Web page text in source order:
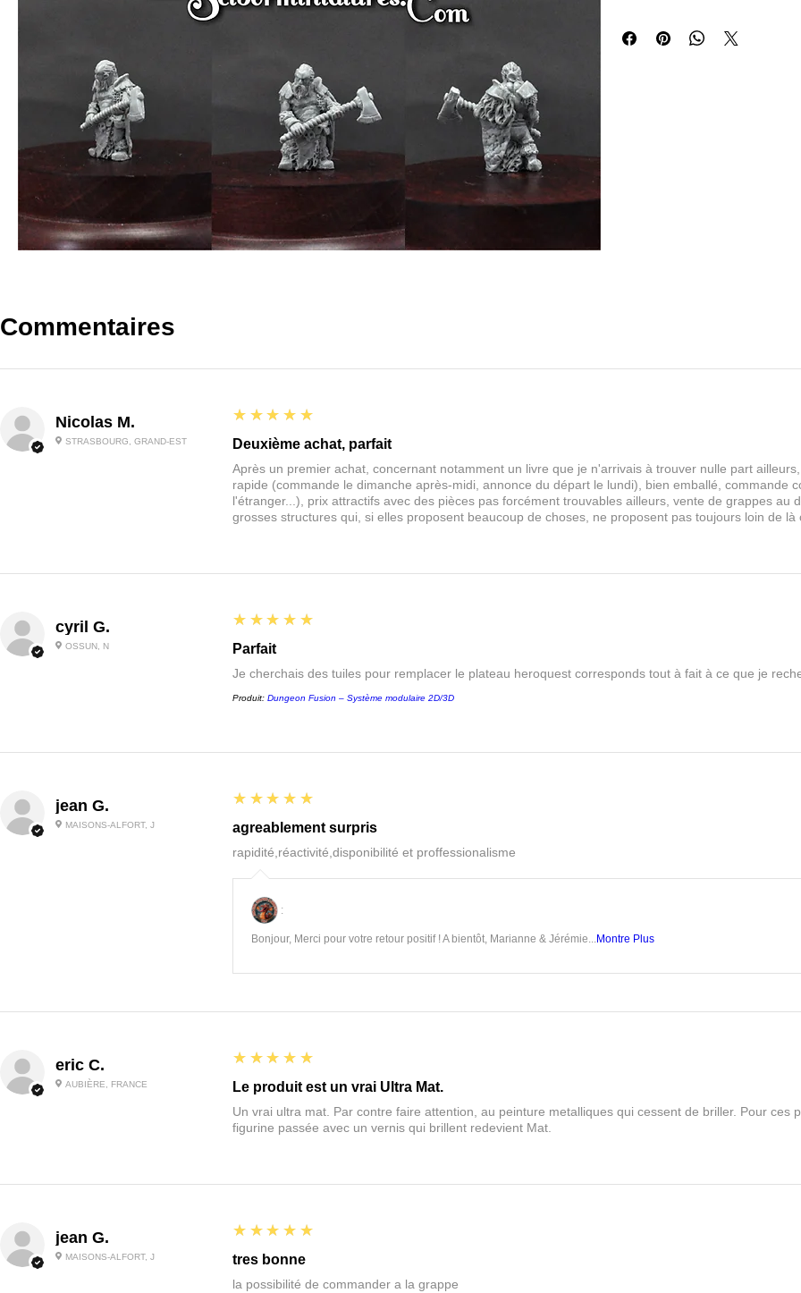
Commentaires
Nicolas M.
STRASBOURG, GRAND-EST
5
★★★★★
Deuxième achat, parfait
Après un premier achat, concernant notamment un livre que je n'arrivais à trouver nulle part
rapide (commande le dimanche après-midi, annonce du départ le lundi), bien emballé, commande
l'étranger...), prix attractifs avec des pièces pas forcément trouvables ailleurs, vente de grappes
grosses structures qui, si elles proposent beaucoup de choses, ne proposent pas toujours loin de
cyril G.
OSSUN, N
5
★★★★★
Parfait
Je cherchais des tuiles pour remplacer le plateau heroquest corresponds tout à fait à ce que je
Produit: Dungeon Fusion – Système modulaire 2D/3D
jean G.
MAISONS-ALFORT, J
5
★★★★★
agreablement surpris
rapidité,réactivité,disponibilité et proffessionalisme
:
Bonjour, Merci pour votre retour positif ! A bientôt, Marianne & Jérémie...Montre Plus
eric C.
AUBIÈRE, FRANCE
5
★★★★★
Le produit est un vrai Ultra Mat.
Un vrai ultra mat. Par contre faire attention, au peinture metalliques qui cessent de briller. Pour
figurine passée avec un vernis qui brillent redevient Mat.
jean G.
MAISONS-ALFORT, J
5
★★★★★
tres bonne
la possibilité de commander a la grappe